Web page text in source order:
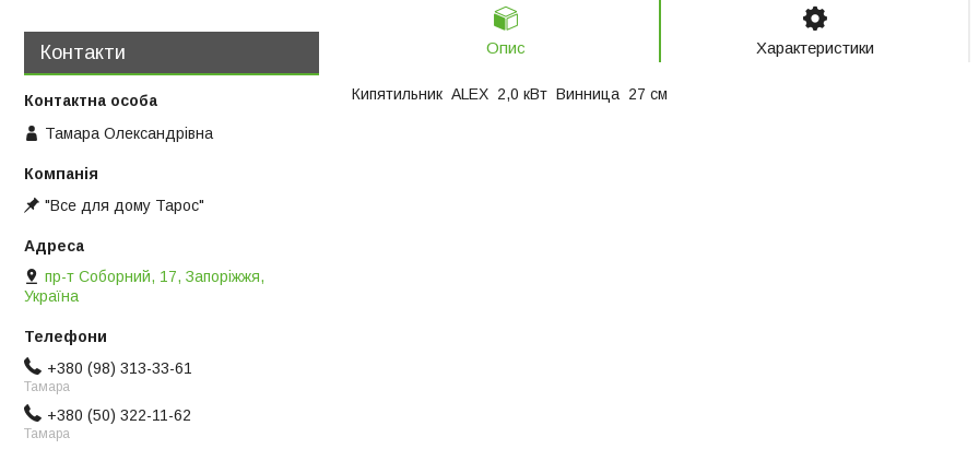
Опис Характеристики
Кипятильник ALEX 2,0 кВт Винница 27 см
Контакти
Тамара Олександрівна
"Все для дому Тарос"
пр-т Соборний, 17, Запоріжжя,
Україна
+380 (98) 313-33-61
Тамара
+380 (50) 322-11-62
Тамара